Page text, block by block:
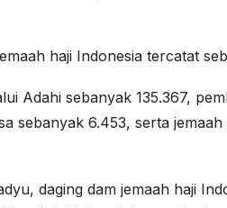
haji Indonesia tercatat
Adahi sebanyak 135.367,
sebanyak 6.453, serta
daging dam jemaah haji